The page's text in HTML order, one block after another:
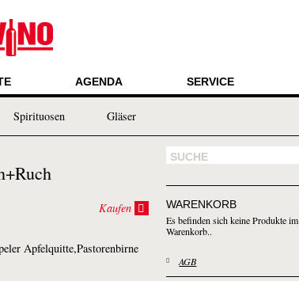
AGENDA SERVICE
Spirituosen Gläser
Apfelquitte,Pastorenbirne
Kaufen
WARENKORB
Es befinden sich keine Produkte im
Warenkorb..
AGB